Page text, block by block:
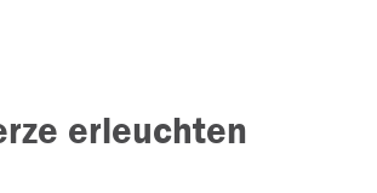
erleuchten